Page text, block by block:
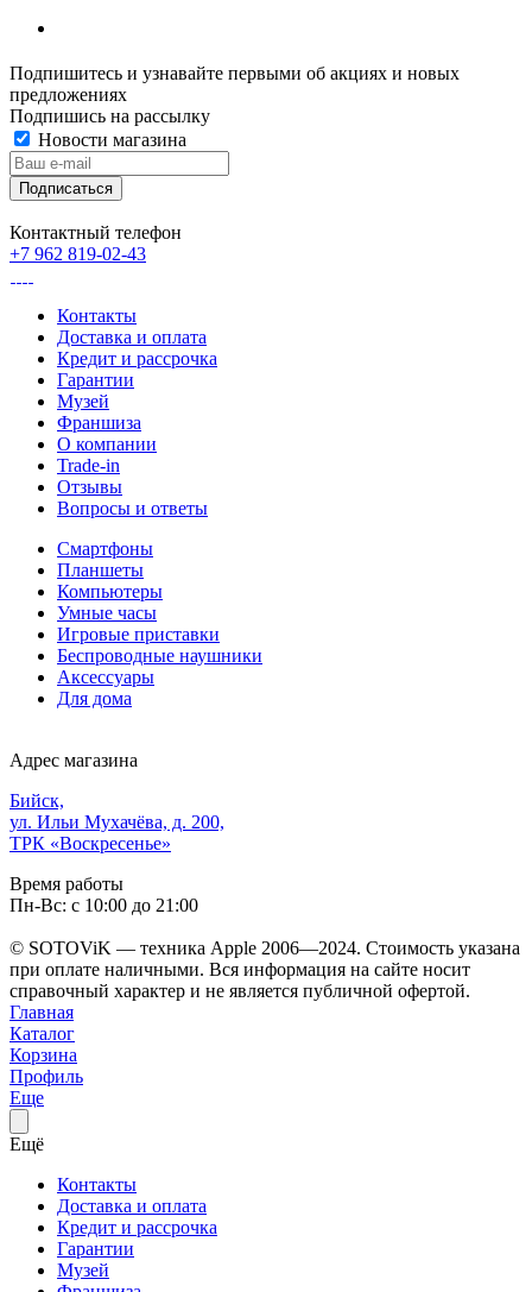
Подпишитесь и узнавайте первыми об акциях и новых
предложениях
Подпишись на рассылку
Новости магазина
Контактный телефон
+7 962 819-02-43
Контакты
Доставка и оплата
Кредит и рассрочка
Гарантии
Музей
Франшиза
О компании
Trade-in
Отзывы
Вопросы и ответы
Смартфоны
Планшеты
Компьютеры
Умные часы
Игровые приставки
Беспроводные наушники
Аксессуары
Для дома
Адрес магазина
Бийск,
ул. Ильи Мухачёва, д. 200,
ТРК «Воскресенье»
Время работы
Пн-Вс: с 10:00 до 21:00
© SOTOViK — техника Apple 2006—2024. Стоимость указана
при оплате наличными. Вся информация на сайте носит
справочный характер и не является публичной офертой.
Главная
Каталог
Корзина
Профиль
Еще
Ещё
Контакты
Доставка и оплата
Кредит и рассрочка
Гарантии
Музей